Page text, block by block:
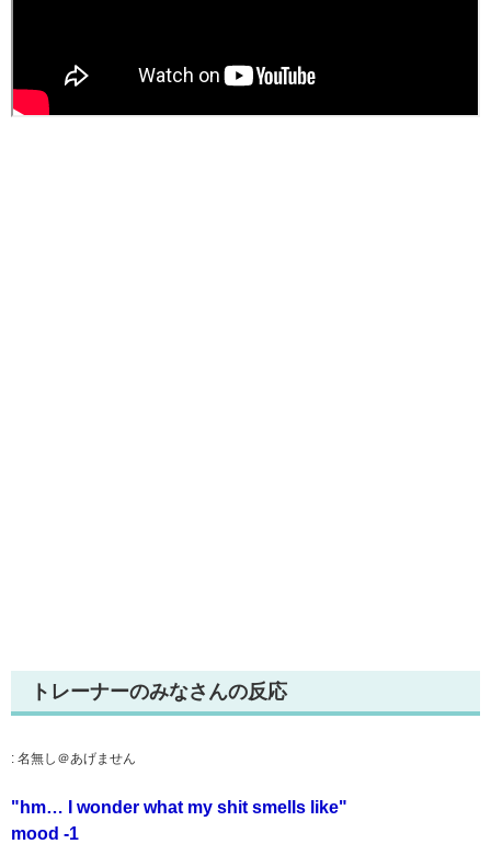
トレーナーのみなさんの反応
: 名無し＠あげません
"hm… I wonder what my shit smells like"
mood -1